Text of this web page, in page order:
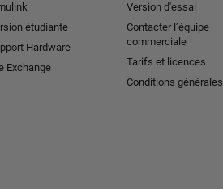
étudiante
Hardware
Exchange
Version d'essai
Contacter l’équipe
commerciale
Tarifs et licences
Conditions générales